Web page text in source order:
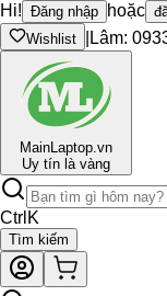
Hi! Đăng nhập hoặc
Wishlist
Lâm:
MainLaptop.vn
Uy tín là vàng
Ctrl K
Tìm kiếm